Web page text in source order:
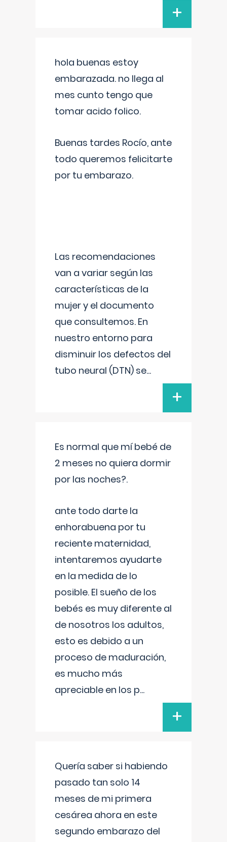
+
hola buenas estoy
embarazada. no llega al
mes cunto tengo que
tomar acido folico.
Buenas tardes Rocío, ante
todo queremos felicitarte
por tu embarazo.
Las recomendaciones
van a variar según las
características de la
mujer y el documento
que consultemos. En
nuestro entorno para
disminuir los defectos del
tubo neural (DTN) se...
+
Es normal que mí bebé de
2 meses no quiera dormir
por las noches?.
ante todo darte la
enhorabuena por tu
reciente maternidad,
intentaremos ayudarte
en la medida de lo
posible. El sueño de los
bebés es muy diferente al
de nosotros los adultos,
esto es debido a un
proceso de maduración,
es mucho más
apreciable en los p...
+
Quería saber si habiendo
pasado tan solo 14
meses de mi primera
cesárea ahora en este
segundo embarazo del